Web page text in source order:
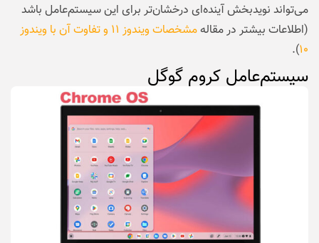
می‌تواند نویدبخش آینده‌ای درخشان‌تر برای این سیستم‌عامل باشد
(اطلاعات بیشتر در مقاله
مشخصات ویندوز ۱۱ و تفاوت آن با ویندوز
۱۰).
سیستم‌عامل کروم گوگل